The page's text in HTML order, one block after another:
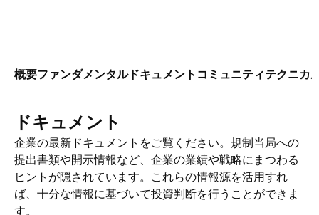
概要ファンダメンタルドキュメント コミュニティテクニカ
ドキュメント
企業の最新ドキュメントをご覧ください。規制当局への
提出書類や開示情報など、企業の業績や戦略にまつわる
ヒントが隠されています。これらの情報源を活用すれ
ば、十分な情報に基づいて投資判断を行うことができま
す。